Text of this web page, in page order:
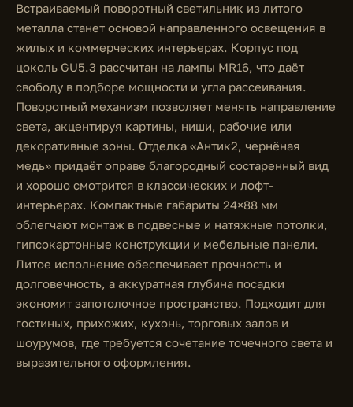
Встраиваемый поворотный светильник из литого
металла станет основой направленного освещения в
жилых и коммерческих интерьерах. Корпус под
цоколь GU5.3 рассчитан на лампы MR16, что даёт
свободу в подборе мощности и угла рассеивания.
Поворотный механизм позволяет менять направление
света, акцентируя картины, ниши, рабочие или
декоративные зоны. Отделка «Антик2, чернёная
медь» придаёт оправе благородный состаренный вид
и хорошо смотрится в классических и лофт-
интерьерах. Компактные габариты 24×88 мм
облегчают монтаж в подвесные и натяжные потолки,
гипсокартонные конструкции и мебельные панели.
Литое исполнение обеспечивает прочность и
долговечность, а аккуратная глубина посадки
экономит запотолочное пространство. Подходит для
гостиных, прихожих, кухонь, торговых залов и
шоурумов, где требуется сочетание точечного света и
выразительного оформления.